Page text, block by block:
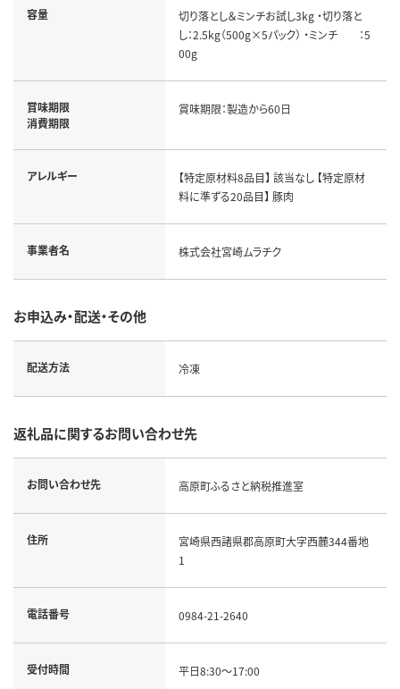
容量
切り落とし＆ミンチお試し3kg ・切り落と
し：2.5kg（500g×5パック） ・ミンチ ：5
00g
賞味期限
消費期限
賞味期限：製造から60日
アレルギー
【特定原材料8品目】 該当なし 【特定原材
料に準ずる20品目】 豚肉
事業者名 株式会社宮崎ムラチク
お申込み・配送・その他
配送方法 冷凍
返礼品に関するお問い合わせ先
お問い合わせ先 高原町ふるさと納税推進室
住所
宮崎県西諸県郡高原町大字西麓344番地
1
電話番号 0984-21-2640
受付時間 平日8:30～17:00